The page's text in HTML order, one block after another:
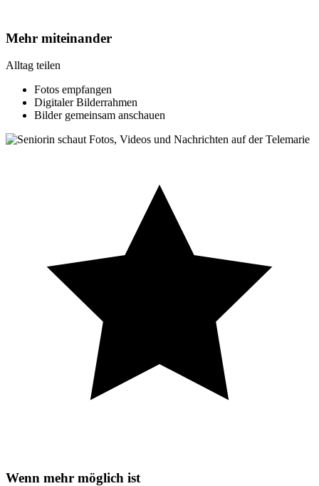
Mehr miteinander
Alltag teilen
Fotos empfangen
Digitaler Bilderrahmen
Bilder gemeinsam anschauen
Wenn mehr möglich ist